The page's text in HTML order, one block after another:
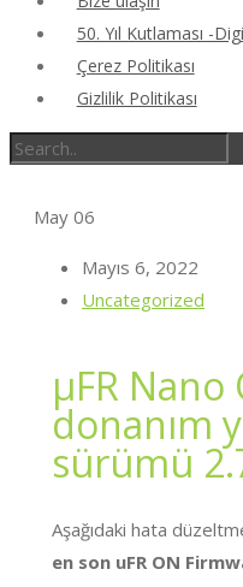
50. Yıl Kutlaması -
Çerez Politikası
Gizlilik Politikası
May 06
Mayıs 6, 2022
Uncategorized
μFR Nano
donanım
sürümü
Aşağıdaki hata
en son uFR ON